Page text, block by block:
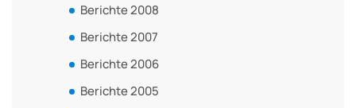
Berichte 2008
Berichte 2007
Berichte 2006
Berichte 2005